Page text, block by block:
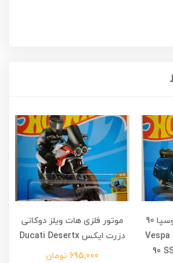
موتور فلزی هات ویلز وسپا 90
اس‌اس سوپر اسپرینت Vespa
90
موتور فلزی هات ویلز دوکاتی
دزرت ایکس Ducati Desertx
695,000 تومان